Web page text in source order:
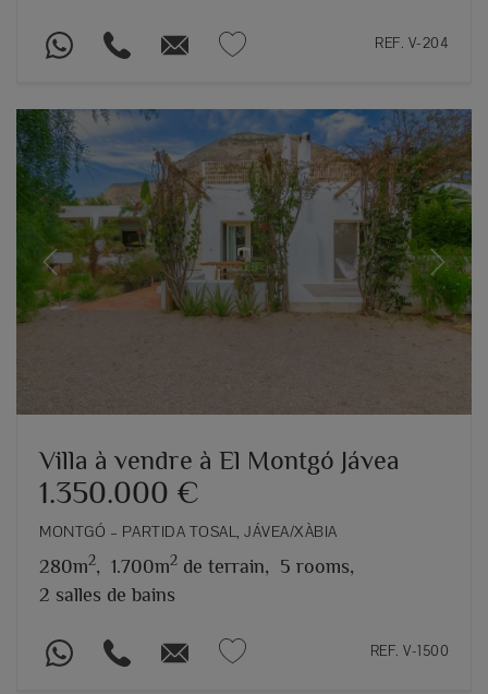
REF. V-204
Previous Next
Villa à vendre à El Montgó Jávea
1.350.000 €
MONTGÓ – PARTIDA TOSAL, JÁVEA/XÀBIA
280m2, 1.700m2 de terrain, 5 rooms,
2 salles de bains
REF. V-1500